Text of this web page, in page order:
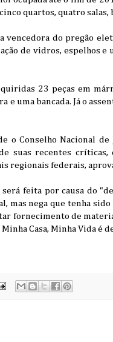
quartos, quatro salas,
vencedora do pregão
de vidros, espelhos
23 peças em
uma bancada. Já o
o Conselho Nacional
suas recentes
regionais federais,
será feita por causa do
mas nega que tenha
fornecimento de
Casa, Minha Vida é